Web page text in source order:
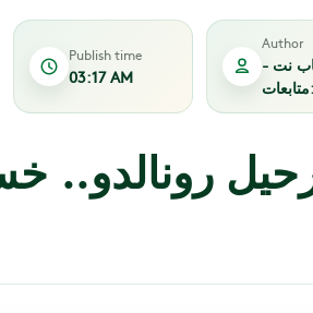
Publish time
03:17 AM
Author
نت -
متابعات:
رونالدو..